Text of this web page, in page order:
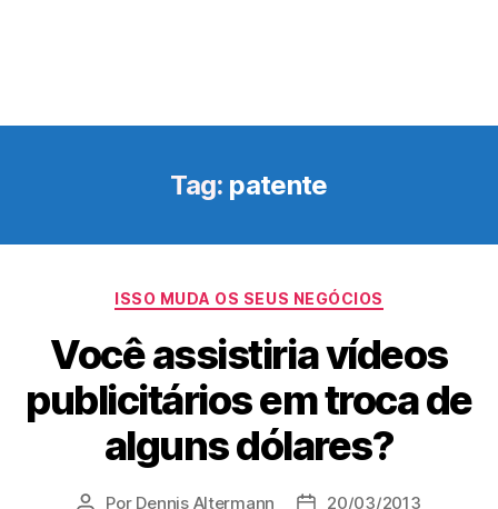
Tag: patente
Categorias
ISSO MUDA OS SEUS NEGÓCIOS
Você assistiria vídeos
publicitários em troca de
alguns dólares?
Autor
Por Dennis Altermann
Data20/03/2013